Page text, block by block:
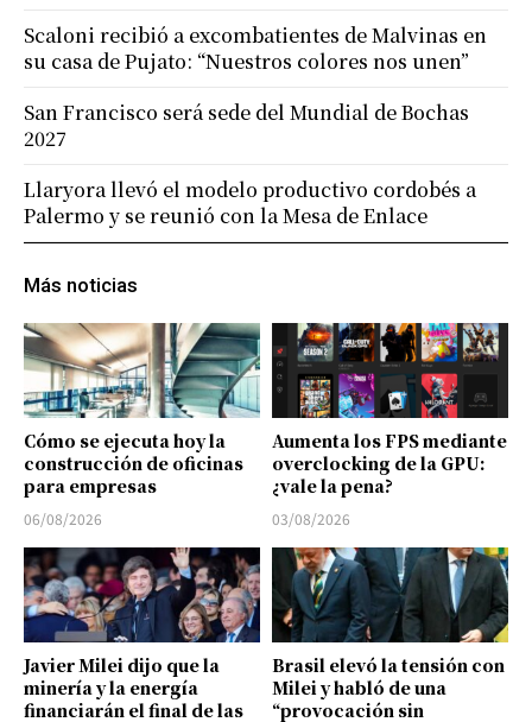
Más noticias
Cómo se ejecuta hoy la
construcción de oficinas
para empresas
06/08/2026
Aumenta los FPS mediante
overclocking de la GPU:
¿vale la pena?
03/08/2026
Javier Milei dijo que la
minería y la energía
financiarán el final de las
Brasil elevó la tensión con
Milei y habló de una
“provocación sin
Scaloni recibió a excombatientes de Malvinas en
su casa de Pujato: “Nuestros colores nos unen”
San Francisco será sede del Mundial de Bochas
2027
Llaryora llevó el modelo productivo cordobés a
Palermo y se reunió con la Mesa de Enlace